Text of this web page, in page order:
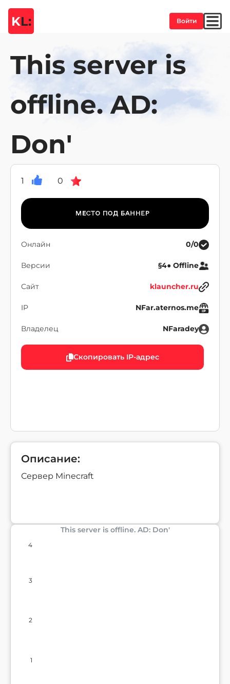
KL: Войти
This server is
offline. AD:
Don'
1 0
Онлайн 0/0
Версии §4● Offline
Сайт klauncher.ru
IP NFar.aternos.me
Владелец NFaradey
Скопировать IP-адрес
Описание:
Сервер Minecraft
This server is offline. AD: Don'
1
2
3
4